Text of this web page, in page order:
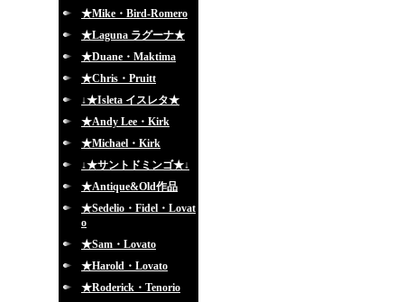
★Mike・Bird-Romero
★Laguna ラグーナ★
★Duane・Maktima
★Chris・Pruitt
↓★Isleta イスレタ★
★Andy Lee・Kirk
★Michael・Kirk
↓★サントドミンゴ★↓
★Antique&Old作品
★Sedelio・Fidel・Lovat
o
★Sam・Lovato
★Harold・Lovato
★Roderick・Tenorio